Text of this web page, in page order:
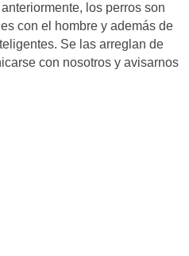
los perros son
con el hombre y además de
Se las arreglan de
con nosotros y avisarnos